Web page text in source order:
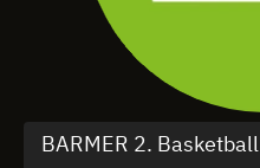
BARMER 2.